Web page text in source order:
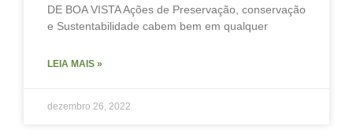
DE BOA VISTA Ações de Preservação, conservação
e Sustentabilidade cabem bem em qualquer
LEIA MAIS »
dezembro 26, 2022